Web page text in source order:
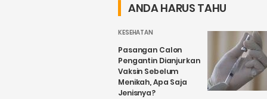
ANDA HARUS TAHU
KESEHATAN
Pasangan Calon
Pengantin Dianjurkan
Vaksin Sebelum
Menikah, Apa Saja
Jenisnya?